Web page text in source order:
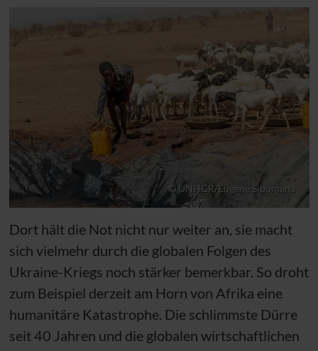
© UNHCR/Eugene Sibomana
Dort hält die Not nicht nur weiter an, sie macht
sich vielmehr durch die globalen Folgen des
Ukraine-Kriegs noch stärker bemerkbar. So droht
zum Beispiel derzeit am Horn von Afrika eine
humanitäre Katastrophe. Die schlimmste Dürre
seit 40 Jahren und die globalen wirtschaftlichen